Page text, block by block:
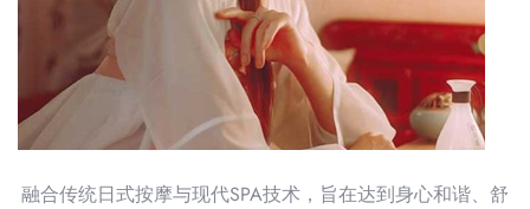
融合传统日式按摩与现代SPA技术，旨在达到身心和谐、舒